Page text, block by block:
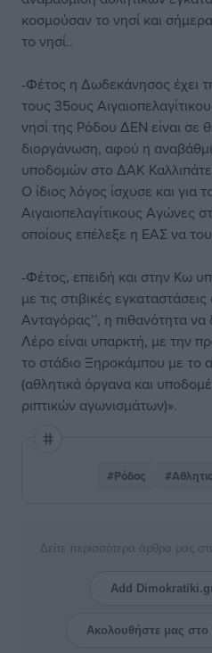
κοσμούσαν το νησί και
το νησί..
-Φέτος η Δωδεκάνησος έχει
τους 35ους
νησί της Ρόδου ΔΕΝ είναι σε
διοργάνωση, αφού η
υποδομών στο ΔΑΚ
Ο ίδιος λόγος ίσχυσε και για
Αιγαιοπελαγίτικους Αγώνες
οποίους επέλεξε η ΕΑΣ να
-Φέτος, επειδή και στην Κω
με τις στιβικές
Ανταγόρας’’, η πιθανότητα να
Λέρο είναι υπαρκτή, με την
το στάδιο Ξηροκάμπου με το
(αθλητικά όργανα και
ριπτικών αγωνισμάτων)».
#Ρόδος
Δείτε περισσότερα άρθρα μας
Add
Ακολουθήστε μας